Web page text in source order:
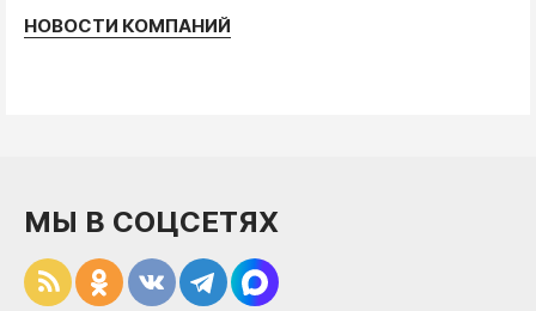
НОВОСТИ КОМПАНИЙ
МЫ В СОЦСЕТЯХ